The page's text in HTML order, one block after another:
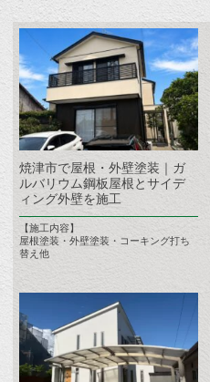
焼津市で屋根・外壁塗装｜ガ
ルバリウム鋼板屋根とサイデ
ィング外壁を施工
【施工内容】
屋根塗装・外壁塗装・コーキング打ち
替え他